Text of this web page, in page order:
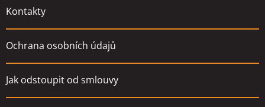
Kontakty
Ochrana osobních údajů
Jak odstoupit od smlouvy